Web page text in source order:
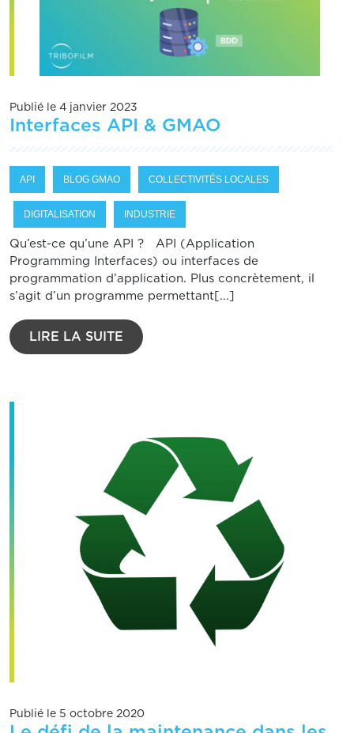
Publié le 4 janvier 2023
Interfaces API & GMAO
API BLOG GMAO COLLECTIVITÉS LOCALES
DIGITALISATION INDUSTRIE
Qu’est-ce qu’une API ? API (Application
Programming Interfaces) ou interfaces de
programmation d’application. Plus concrètement, il
s’agit d’un programme permettant[...]
LIRE LA SUITE
Publié le 5 octobre 2020